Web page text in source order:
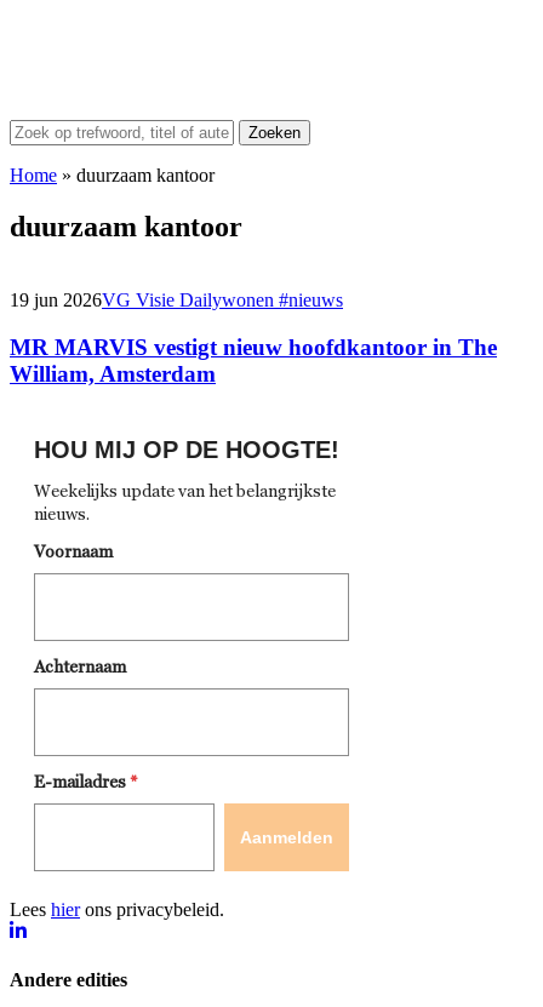
Zoeken
Home » duurzaam kantoor
duurzaam kantoor
19 jun 2026VG Visie Dailywonen #nieuws
MR MARVIS vestigt nieuw hoofdkantoor in The
William, Amsterdam
Lees hierons privacybeleid.
Andere edities